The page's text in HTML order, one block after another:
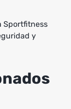
Sportfitness
y